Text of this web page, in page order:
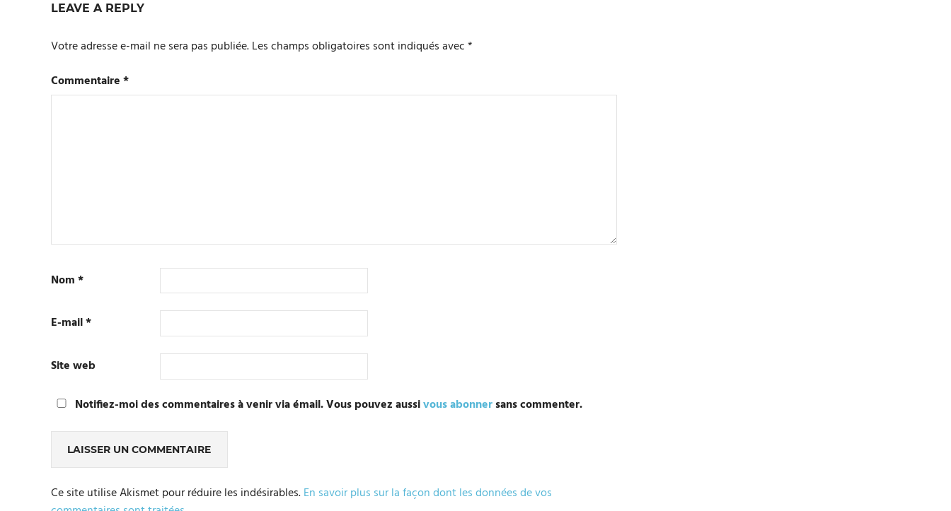
LEAVE A REPLY
Votre adresse e-mail ne sera pas publiée.Les champs obligatoires sont indiqués avec*
Commentaire*
Nom*
E-mail*
Site web
Notifiez-moi des commentaires à venir via émail. Vous pouvez aussivous abonnersans commenter.
Ce site utilise Akismet pour réduire les indésirables.En savoir plus sur la façon dont les données de vos